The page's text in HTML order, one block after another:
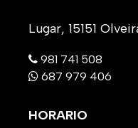
Lugar, 15151
981 741 508
687 979 406
HORARIO